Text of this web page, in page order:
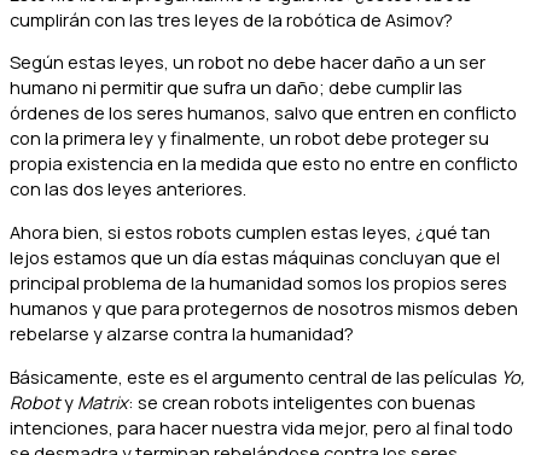
cumplirán con las tres leyes de la robótica de Asimov?
Según estas leyes, un robot no debe hacer daño a un ser
humano ni permitir que sufra un daño; debe cumplir las
órdenes de los seres humanos, salvo que entren en conflicto
con la primera ley y finalmente, un robot debe proteger su
propia existencia en la medida que esto no entre en conflicto
con las dos leyes anteriores.
Ahora bien, si estos robots cumplen estas leyes, ¿qué tan
lejos estamos que un día estas máquinas concluyan que el
principal problema de la humanidad somos los propios seres
humanos y que para protegernos de nosotros mismos deben
rebelarse y alzarse contra la humanidad?
Básicamente, este es el argumento central de las películas Yo,
Roboty Matrix: se crean robots inteligentes con buenas
intenciones, para hacer nuestra vida mejor, pero al final todo